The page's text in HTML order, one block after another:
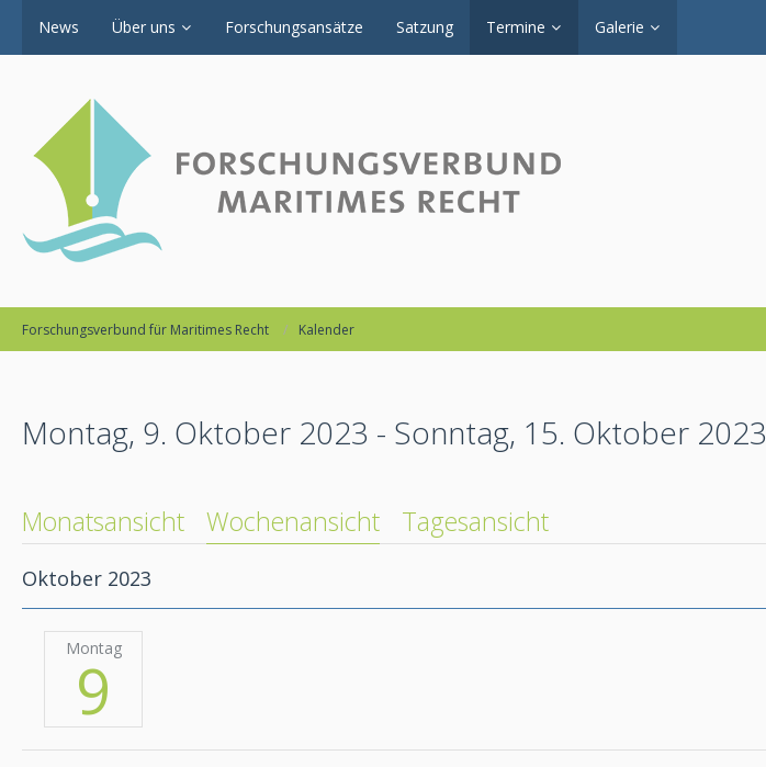
News Über uns Forschungsansätze Satzung Termine Galerie
Forschungsverbund für Maritimes Recht Kalender
Montag, 9. Oktober 2023 - Sonntag, 15. Oktober 2023
Monatsansicht Wochenansicht Tagesansicht
Oktober 2023
Montag
9